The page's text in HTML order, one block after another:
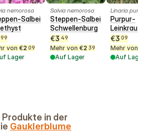
nemorosa
Salbei
99
von €2 09
Lager
Salvia nemorosa
Steppen-Salbei
Schwellenburg
€3 49
Mehr von €2 39
Auf Lager
Linaria
Purpur-
Leinkraut
€3 09
Mehr von
Auf
in der
Gauklerblume